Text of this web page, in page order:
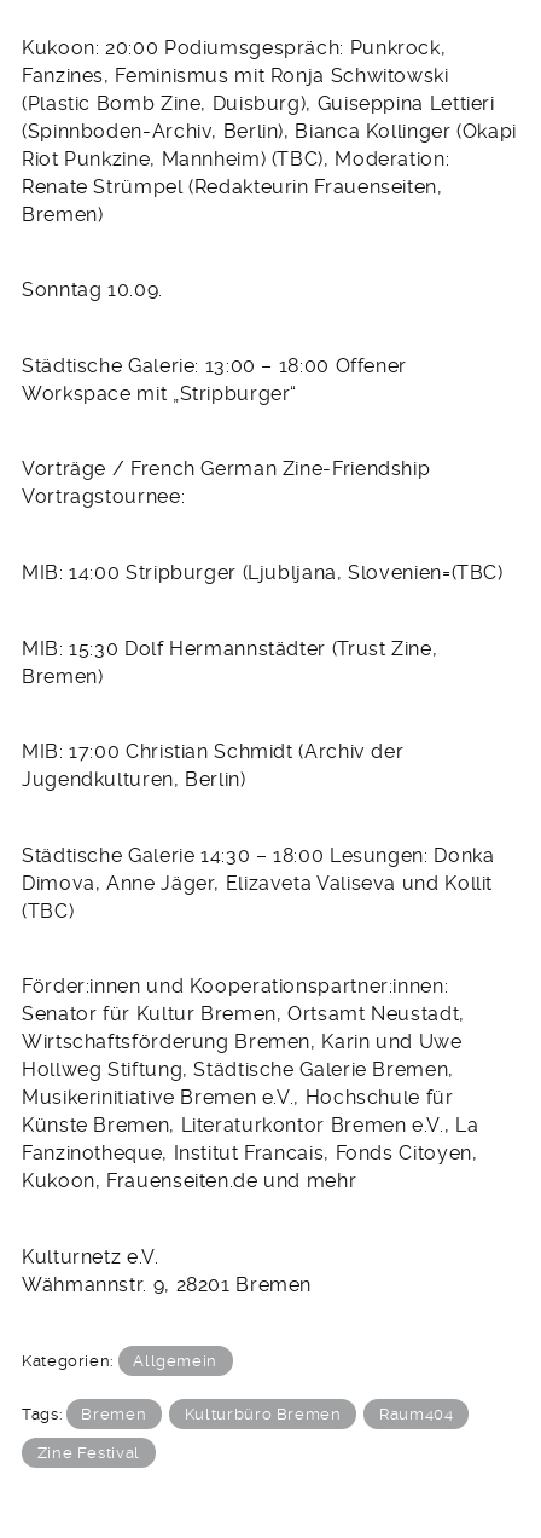
Kukoon: 20:00 Podiumsgespräch: Punkrock,
Fanzines, Feminismus mit Ronja Schwitowski
(Plastic Bomb Zine, Duisburg), Guiseppina Lettieri
(Spinnboden-Archiv, Berlin), Bianca Kollinger (Okapi
Riot Punkzine, Mannheim) (TBC), Moderation:
Renate Strümpel (Redakteurin Frauenseiten,
Bremen)
Sonntag 10.09.
Städtische Galerie: 13:00 – 18:00 Offener
Workspace mit „Stripburger“
Vorträge / French German Zine-Friendship
Vortragstournee:
MIB: 14:00 Stripburger (Ljubljana, Slovenien=(TBC)
MIB: 15:30 Dolf Hermannstädter (Trust Zine,
Bremen)
MIB: 17:00 Christian Schmidt (Archiv der
Jugendkulturen, Berlin)
Städtische Galerie 14:30 – 18:00 Lesungen: Donka
Dimova, Anne Jäger, Elizaveta Valiseva und Kollit
(TBC)
Förder:innen und Kooperationspartner:innen:
Senator für Kultur Bremen, Ortsamt Neustadt,
Wirtschaftsförderung Bremen, Karin und Uwe
Hollweg Stiftung, Städtische Galerie Bremen,
Musikerinitiative Bremen e.V., Hochschule für
Künste Bremen, Literaturkontor Bremen e.V., La
Fanzinotheque, Institut Francais, Fonds Citoyen,
Kukoon, Frauenseiten.de und mehr
Kulturnetz e.V.
Wähmannstr. 9, 28201 Bremen
Kategorien: Allgemein
Tags: Bremen Kulturbüro Bremen Raum404
Zine Festival